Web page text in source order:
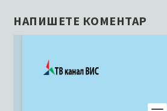
НАПИШЕТЕ КОМЕНТАР